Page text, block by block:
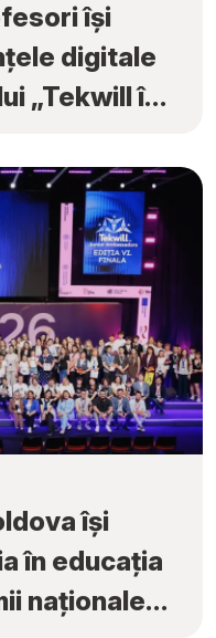
își
digitale
„Tekwill în
își
în educația
naționale